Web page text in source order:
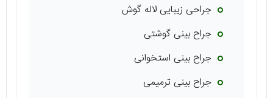
جراحی زیبایی لاله گوش
جراح بینی گوشتی
جراح بینی استخوانی
جراح بینی ترمیمی